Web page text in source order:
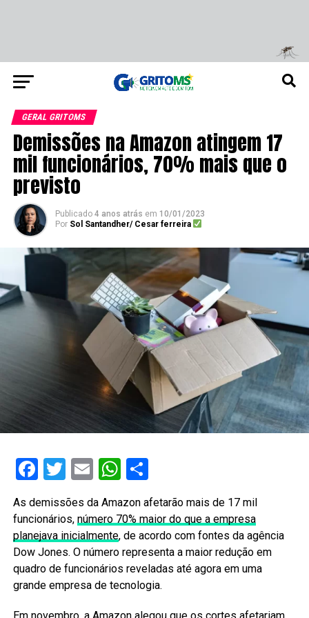
GERAL GRITOMS
Demissões na Amazon atingem 17
mil funcionários, 70% mais que o
previsto
Publicado 4 anos atrás em 10/01/2023
Por Sol Santandher/ Cesar ferreira
Facebook
Twitter
EmailWhatsApp
Share
As demissões da Amazon afetarão mais de 17 mil
funcionários, número 70% maior do que a empresa
planejava inicialmente, de acordo com fontes da agência
Dow Jones. O número representa a maior redução em
quadro de funcionários reveladas até agora em uma
grande empresa de tecnologia.